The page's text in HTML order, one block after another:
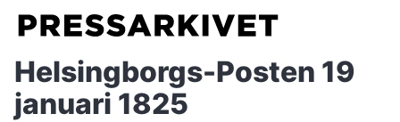
Helsingborgs-Posten 19
januari 1825